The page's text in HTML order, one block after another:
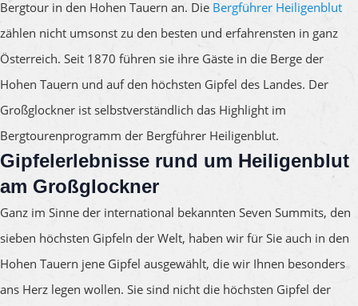
Bergtour in den Hohen Tauern an. Die Bergführer Heiligenblut
zählen nicht umsonst zu den besten und erfahrensten in ganz
Österreich. Seit 1870 führen sie ihre Gäste in die Berge der
Hohen Tauern und auf den höchsten Gipfel des Landes. Der
Großglockner ist selbstverständlich das Highlight im
Bergtourenprogramm der Bergführer Heiligenblut.
Gipfelerlebnisse rund um Heiligenblut
am Großglockner
Ganz im Sinne der international bekannten Seven Summits, den
sieben höchsten Gipfeln der Welt, haben wir für Sie auch in den
Hohen Tauern jene Gipfel ausgewählt, die wir Ihnen besonders
ans Herz legen wollen. Sie sind nicht die höchsten Gipfel der